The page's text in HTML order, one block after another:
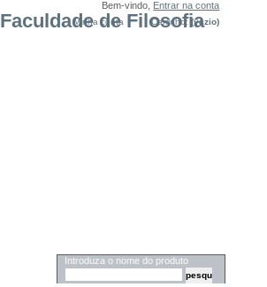
Bem-vindo, Entrar na conta
Carrinho: (vazio)
Minha conta
Introduza o nome do produto